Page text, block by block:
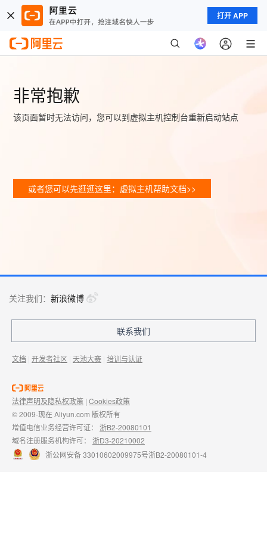
打开 APP
非常抱歉
该页面暂时无法访问，您可以到虚拟主机控制台重新启动站点
或者您可以先逛逛这里：虚拟主机帮助文档>>